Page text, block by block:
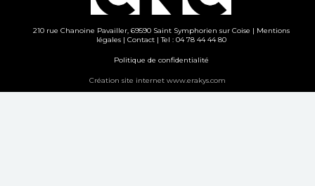
210 rue Chanoine Pavailler, 69590 Saint Symphorien sur Coise | Mentions
légales| Contact| Tel : 04 78 44 44 80
Politique de confidentialité
Création site internet www.erakys.com